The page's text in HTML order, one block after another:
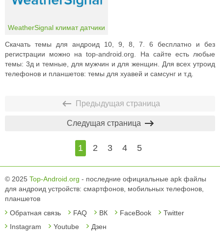
WeatherSignal климат датчики
Скачать темы для андроид 10, 9, 8, 7. 6 бесплатно и без
регистрации можно на top-android.org. На сайте есть любые
темы: 3д и темные, для мужчин и для женщин. Для всех утроид
телефонов и планшетов: темы для хуавей и самсунг и т.д.
Предыдущая страница
1 2 3 4 5
Следущая страница
© 2025 Top-Android.org - последние официальные apk файлы
для андроид устройств: смартфонов, мобильных телефонов,
планшетов
Обратная связь
FAQ ВК FaceBook
Twitter
Instagram
Youtube Дзен